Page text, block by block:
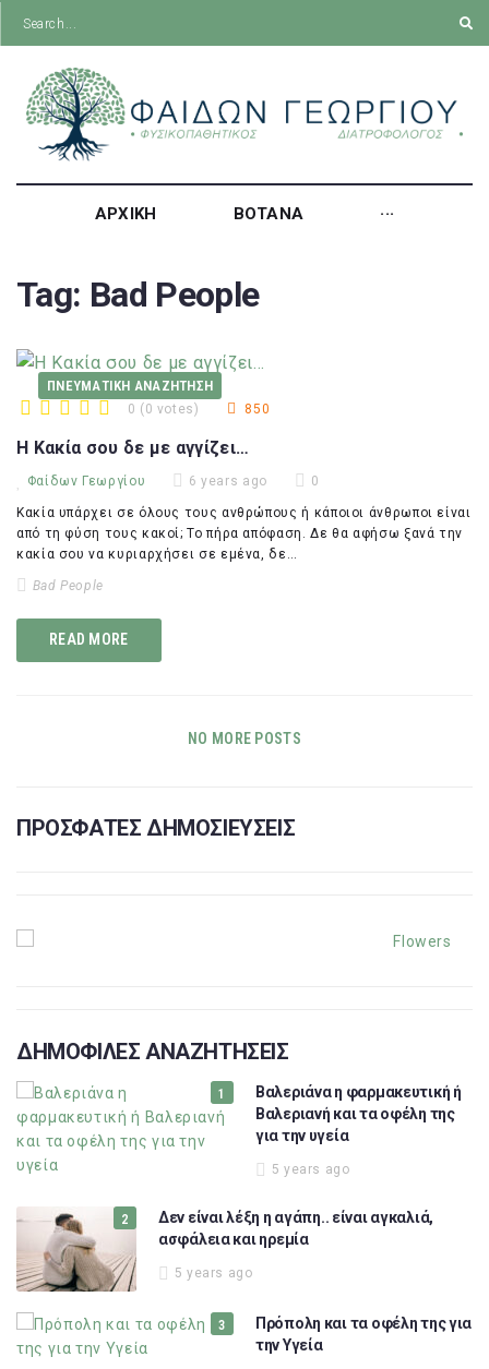
ΑΡΧΙΚΗ ΒΟΤΑΝΑ ···
Tag: Bad People
ΠΝΕΥΜΑΤΙΚΗ ΑΝΑΖΗΤΗΣΗ
0 (0 votes) 850
Η Κακία σου δε με αγγίζει…
Φαίδων Γεωργίου 6 years ago 0
Κακία υπάρχει σε όλους τους ανθρώπους ή κάποιοι άνθρωποι είναι
από τη φύση τους κακοί; Το πήρα απόφαση. Δε θα αφήσω ξανά την
κακία σου να κυριαρχήσει σε εμένα, δε…
Bad People
READ MORE
NO MORE POSTS
ΠΡΟΣΦΑΤΕΣ ΔΗΜΟΣΙΕΥΣΕΙΣ
ΔΗΜΟΦΙΛΕΣ ΑΝΑΖΗΤΗΣΕΙΣ
Βαλεριάνα η φαρμακευτική ή
Βαλεριανή και τα οφέλη της
για την υγεία
5 years ago
Δεν είναι λέξη η αγάπη.. είναι αγκαλιά,
ασφάλεια και ηρεμία
5 years ago
Πρόπολη και τα οφέλη της για
την Υγεία